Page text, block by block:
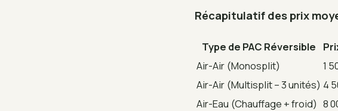
Récapitulatif des prix
Type de PAC Réversible
Air-Air (Monosplit)
1
Air-Air (Multisplit – 3 unités) 4
Air-Eau (Chauffage + froid) 8